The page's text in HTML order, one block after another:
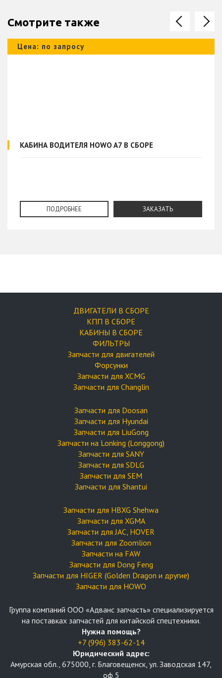
Смотрите также
Цена: по запросу
КАБИНА ВОДИТЕЛЯ HOWO A7 В СБОРЕ
ПОДРОБНЕЕ ЗАКАЗАТЬ
ДВИГАТЕЛИ В СБОРЕ
КПП В СБОРЕ
КАБИНЫ В СБОРЕ
ФИЛЬТРЫ
Запчасти для двигателей
Форсунки
Запчасти для XCMG
Запчасти для Changlin
Запчасти для Doosan
Запчасти для Hyundai
Запчасти для LiuGong
Запчасти на Lonking (Longgong)
Запчасти для SANY
Запчасти для SDLG
Запчасти для SEM
Запчасти для Shantui
Запчасти для HBXG Shehwa
Запчасти для XGMA
Запчасти для JAC, HOVER
Запчасти для Zoomlion
Запчасти на FAW
Запчасти для Dong Feng
Запчасти для HIGER (Golden Dragon и другие)
Запчасти для HOWO
Группа компаний OOO «Адванс запчасть» специализируется
на поставках запчастей для китайской спецтехники.
Нужна помощь?
+7 (996) 383-62-14
Юридический адрес:
Амурская обл., 675000, г. Благовещенск, ул. Заводская 147,
оф 5